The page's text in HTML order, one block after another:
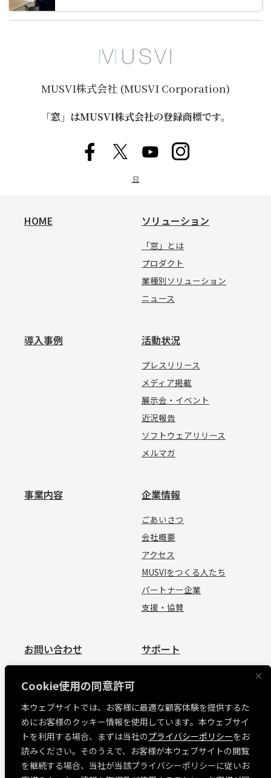
Cookie使用の同意許可
本ウェブサイトでは、お客様に最適な顧客体験を提供するた
めにお客様のクッキー情報を使用しています。本ウェブサイ
トを利用する場合、まずは当社のプライバシーポリシーをお
読みください。そのうえで、お客様が本ウェブサイトの閲覧
を継続する場合、当社が当該プライバシーポリシーに従いお
MUSVI株式会社 (MUSVI Corporation)
「窓」はMUSVI株式会社の登録商標です。
묘
HOME ソリューション
「窓」とは
プロダクト
業種別ソリューション
ニュース
導入事例 活動状況
プレスリリース
メディア掲載
展示会・イベント
近況報告
ソフトウェアリリース
メルマガ
事業内容 企業情報
ごあいさつ
会社概要
アクセス
MUSVIをつくる人たち
パートナー企業
支援・協賛
お問い合わせ
見積依頼
サポート
お問い合わせ
MUSVI BASE ログイン
ソフトウェアリリース情報
障害・メンテナンス情報